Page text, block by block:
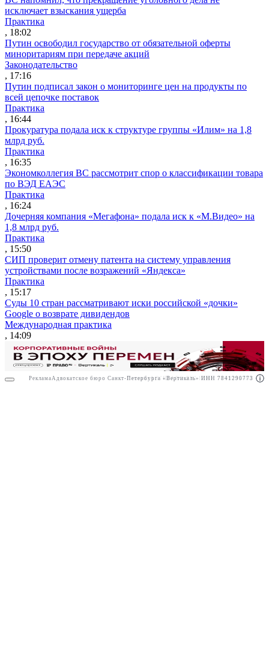
РекламаАО"ПРАВО.РУ" ИНН: 7708095468
исключает взыскания ущерба
Практика
, 18:02
Путин освободил государство от обязательной оферты
миноритариям при передаче акций
Законодательство
, 17:16
Путин подписал закон о мониторинге цен на продукты по
всей цепочке поставок
Практика
, 16:44
Прокуратура подала иск к структуре группы «Илим» на 1,8
млрд руб.
Практика
, 16:35
Экономколлегия ВС рассмотрит спор о классификации товара
по ВЭД ЕАЭС
Практика
, 16:24
Дочерняя компания «Мегафона» подала иск к «М.Видео» на
1,8 млрд руб.
Практика
, 15:50
СИП проверит отмену патента на систему управления
устройствами после возражений «Яндекса»
Практика
, 15:17
Суды 10 стран рассматривают иски российской «дочки»
Google о возврате дивидендов
Международная практика
, 14:09
Реклама Адвокатское бюро Санкт-Петербурга «Вертикаль» ИНН 7841290773